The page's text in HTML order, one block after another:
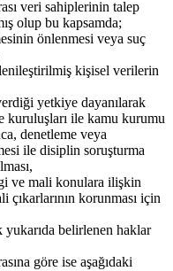
veri sahiplerinin talep
olup bu kapsamda;
önlenmesi veya suç
kişisel verilerin
yetkiye dayanılarak
ile kamu kurumu
denetleme veya
ile disiplin soruşturma
ve mali konulara ilişkin
korunması için
belirlenen haklar
göre ise aşağıdaki